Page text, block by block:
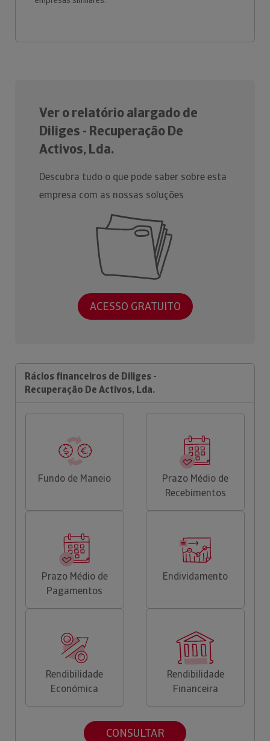
Ver o relatório alargado de
Diliges - Recuperação De
Activos, Lda.
Descubra tudo o que pode saber sobre esta
empresa com as nossas soluções
ACESSO GRATUITO
Rácios financeiros de Diliges -
Recuperação De Activos, Lda.
Fundo de Maneio
Prazo Médio de
Recebimentos
Prazo Médio de
Pagamentos
Endividamento
Rendibilidade
Económica
Rendibilidade
Financeira
CONSULTAR